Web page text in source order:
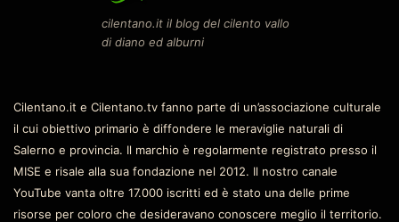
cilentano.it il blog del cilento vallo
di diano ed alburni
Cilentano.it e Cilentano.tv fanno parte di un’associazione culturale
il cui obiettivo primario è diffondere le meraviglie naturali di
Salerno e provincia. Il marchio è regolarmente registrato presso il
MISE e risale alla sua fondazione nel 2012. Il nostro canale
YouTube vanta oltre 17.000 iscritti ed è stato una delle prime
risorse per coloro che desideravano conoscere meglio il territorio.